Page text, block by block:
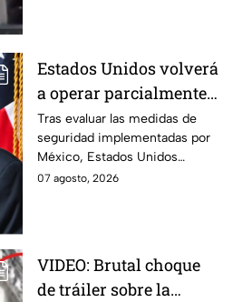
Estados Unidos volverá
a operar parcialmente
en Michoacán tras
suspensión por
motivos de seguridad
Tras evaluar las medidas de
seguridad implementadas por
México, Estados Unidos
reanudará parcialmente sus
07 agosto, 2026
VIDEO: Brutal choque
de tráiler sobre la